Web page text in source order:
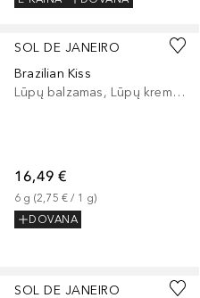
SOL DE JANEIRO
Brazilian Kiss
Lūpų balzamas, Lūpų kremas
16,49 €
6 g (2,75 € / 1 g)
DOVANA
SOL DE JANEIRO